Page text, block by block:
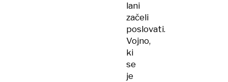
lani
začeli
poslovati.
Vojno,
ki
se
je